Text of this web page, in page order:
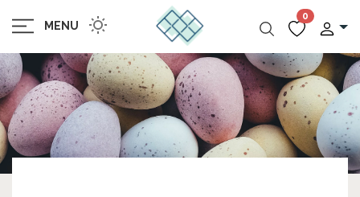
MENU
0